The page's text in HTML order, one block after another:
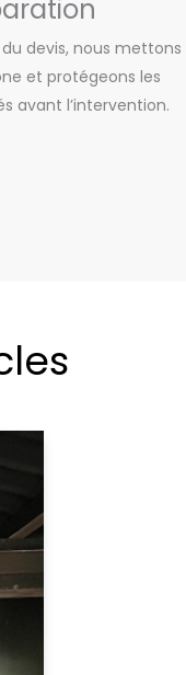
devis, nous mettons
et protégeons les
avant l’intervention.